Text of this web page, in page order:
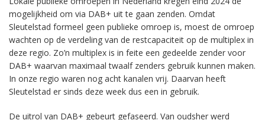
mogelijkheid om via DAB+ uit te gaan zenden. Omdat
Sleutelstad formeel geen publieke omroep is, moest de omroep
wachten op de verdeling van de restcapaciteit op de multiplex in
deze regio. Zo’n multiplex is in feite een gedeelde zender voor
DAB+ waarvan maximaal twaalf zenders gebruik kunnen maken.
In onze regio waren nog acht kanalen vrij. Daarvan heeft
Sleutelstad er sinds deze week dus een in gebruik.
De uitrol van DAB+ gebeurt gefaseerd. Van oudsher werd